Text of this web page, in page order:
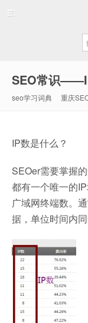
SEO常识
seo学习词典 重庆
IP数是什么？
SEOer需要掌握
都有一个唯一的
广域网终端数。
据，单位时间内